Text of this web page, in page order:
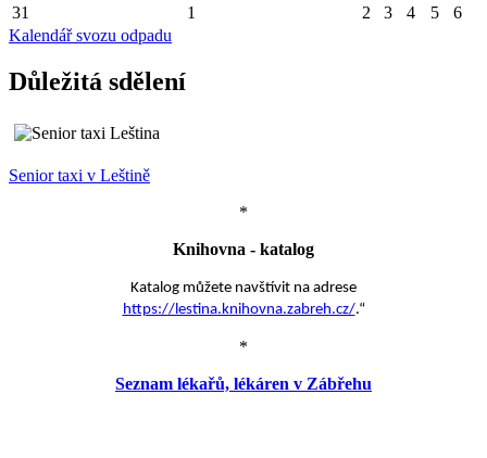
31 1 2 3 4 5
6
Kalendář svozu odpadu
Důležitá sdělení
Senior taxi v Leštině
*
Knihovna - katalog
Katalog můžete navštívit na adrese
https://lestina.knihovna.zabreh.cz/.“
*
Seznam lékařů, lékáren v Zábřehu